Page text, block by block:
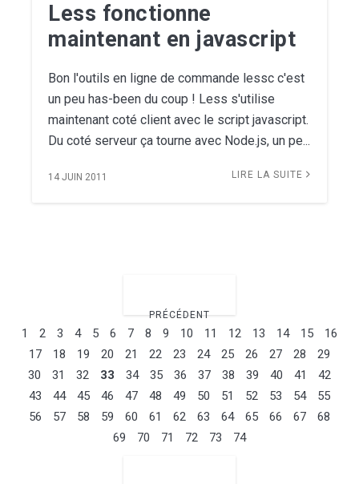
Less fonctionne
maintenant en javascript
Bon l'outils en ligne de commande lessc c'est
un peu has-been du coup ! Less s'utilise
maintenant coté client avec le script javascript.
Du coté serveur ça tourne avec Node.js, un pe...
14 JUIN 2011 LIRE LA SUITE
PRÉCÉDENT
1 2 3 4 5 6 7 8 9 10 11 12 13 14 15
16
17
18 19 20 21 22 23 24 25 26 27 28
29
30
31 32 33 34 35 36 37 38 39 40 41
42
43
44 45 46 47 48 49 50 51 52 53 54
55
56
57 58 59 60 61 62 63 64 65 66 67
68
69
70 71 72 73 74